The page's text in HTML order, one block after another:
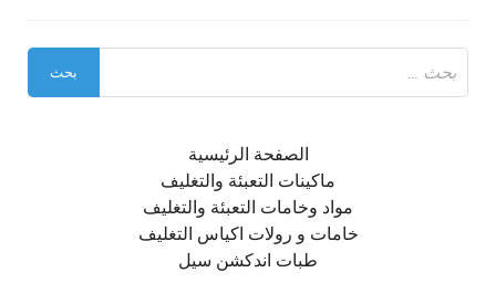
عن:
الصفحة الرئيسية
ماكينات التعبئة والتغليف
مواد وخامات التعبئة والتغليف
خامات و رولات اكياس التغليف
طبات اندكشن سيل